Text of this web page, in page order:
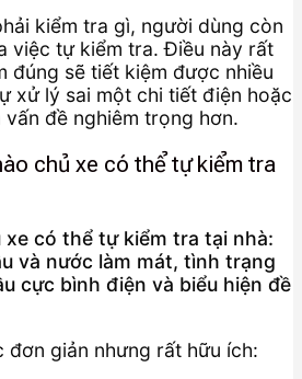
kiểm tra gì, người dùng còn
việc tự kiểm tra. Điều này rất
đúng sẽ tiết kiệm được nhiều
xử lý sai một chi tiết điện hoặc
vấn đề nghiêm trọng hơn.
chủ xe có thể tự kiểm tra
xe có thể tự kiểm tra tại nhà:
và nước làm mát, tình trạng
cực bình điện và biểu hiện đề
đơn giản nhưng rất hữu ích: